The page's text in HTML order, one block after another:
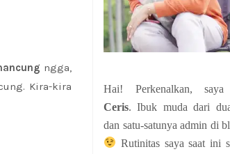
ngga,
Kira-kira
Hai! Perkenalkan, saya
Ceris. Ibuk muda dari
dan satu-satunya admin di
Rutinitas saya saat ini